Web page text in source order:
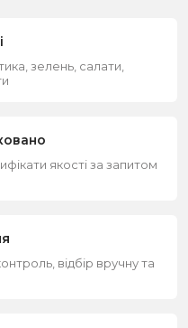
зелень, салати,
якості за запитом
відбір вручну та